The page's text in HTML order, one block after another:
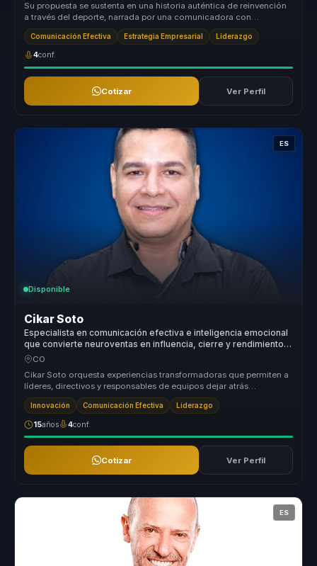
Su propuesta se sustenta en una historia auténtica de reinvención
a través del deporte, narrada por una comunicadora con
trayectoria públ...
Comunicación Efectiva Estrategia Empresarial Liderazgo
4conf.
Cotizar Ver Perfil
ES
Disponible
Cikar Soto
Especialista en comunicación efectiva e inteligencia emocional
que convierte neuroventas en influencia, cierre y rendimiento
para equipos comerciales.
CO
Cikar Soto orquesta experiencias transformadoras que permiten a
líderes, directivos y responsables de equipos dejar atrás
estructuras des...
Innovación Comunicación Efectiva Liderazgo
15años 4conf.
Cotizar Ver Perfil
ES